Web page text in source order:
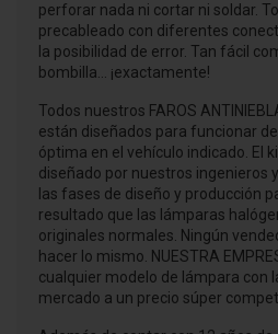
perforar nada ni cortar ni soldar.
precableado con diferentes
la posibilidad de error. Tan fácil
bombilla… ¡exactamente!
Todos nuestros FAROS
están diseñados para funcionar
óptima en el vehículo indicado. El
diseñado por nuestros ingenieros
las fases de diseño y producción
resultado que las lámparas
originales normales. Ningún
hacer lo mismo. NUESTRA
cualquier modelo de lámpara con
mercado a un precio súper